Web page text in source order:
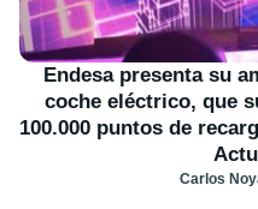
Endesa presenta su
coche eléctrico, que
100.000 puntos de
Carlos